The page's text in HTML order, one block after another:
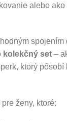
alebo ako
spojením
kolekčný set –
ktorý
ženy, ktoré: